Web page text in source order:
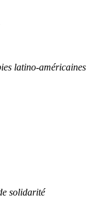
latino-américaines
solidarité